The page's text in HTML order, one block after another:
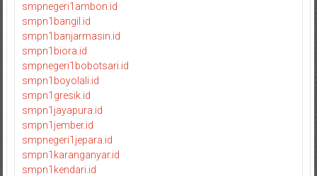
smpnegeri1ambon.id
smpn1bangil.id
smpn1banjarmasin.id
smpn1biora.id
smpnegeri1bobotsari.id
smpn1boyolali.id
smpn1gresik.id
smpn1jayapura.id
smpn1jember.id
smpnegeri1jepara.id
smpn1karanganyar.id
smpn1kendari.id